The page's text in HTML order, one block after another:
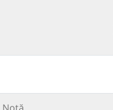
Notă